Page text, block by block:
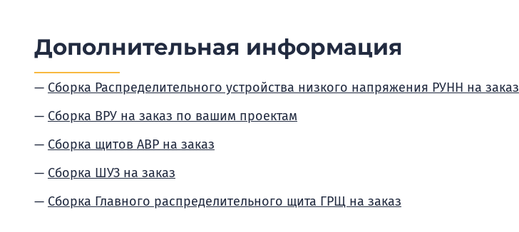
Дополнительная информация
Сборка Распределительного устройства низкого напряжения РУНН на заказ
Сборка ВРУ на заказ по вашим проектам
Сборка щитов АВР на заказ
Сборка ШУЗ на заказ
Сборка Главного распределительного щита ГРЩ на заказ